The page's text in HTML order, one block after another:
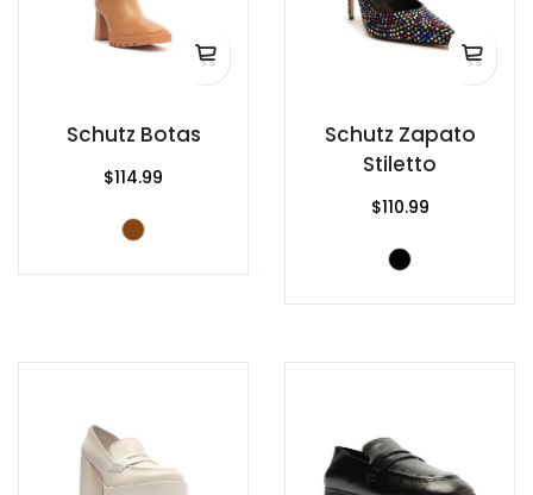
Schutz Botas
$114.99
Schutz Zapato
Stiletto
$110.99